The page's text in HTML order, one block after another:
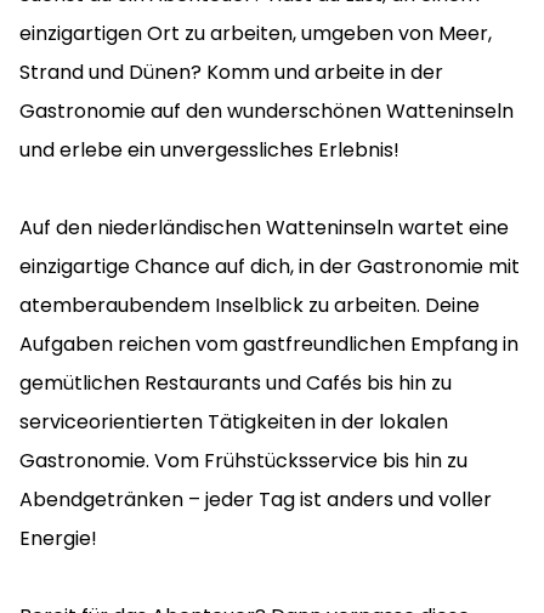
einzigartigen Ort zu arbeiten, umgeben von Meer,
Strand und Dünen? Komm und arbeite in der
Gastronomie auf den wunderschönen Watteninseln
und erlebe ein unvergessliches Erlebnis!
Auf den niederländischen Watteninseln wartet eine
einzigartige Chance auf dich, in der Gastronomie mit
atemberaubendem Inselblick zu arbeiten. Deine
Aufgaben reichen vom gastfreundlichen Empfang in
gemütlichen Restaurants und Cafés bis hin zu
serviceorientierten Tätigkeiten in der lokalen
Gastronomie. Vom Frühstücksservice bis hin zu
Abendgetränken – jeder Tag ist anders und voller
Energie!